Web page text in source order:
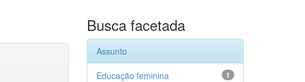
Busca facetada
Assunto
1
Educação feminina